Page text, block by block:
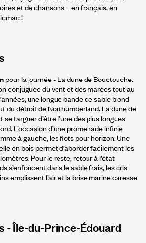
et de chansons – en français, en
!
pour la journée - La dune de Bouctouche.
conjuguée du vent et des marées tout au
une longue bande de sable blond
du détroit de Northumberland. La dune de
targuer d’être l’une des plus longues
L’occasion d’une promenade infinie
à gauche, les flots pour horizon. Une
en bois permet d’aborder facilement les
Pour le reste, retour à l’état
s’enfoncent dans le sable frais, les cris
emplissent l’air et la brise marine caresse
- Île-du-Prince-Édouard